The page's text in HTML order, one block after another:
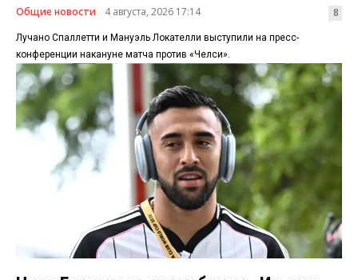
Общие новости 4 августа, 2026 17:14 8
Лучано Спаллетти и Мануэль Локателли выступили на пресс-
конференции накануне матча против «Челси».